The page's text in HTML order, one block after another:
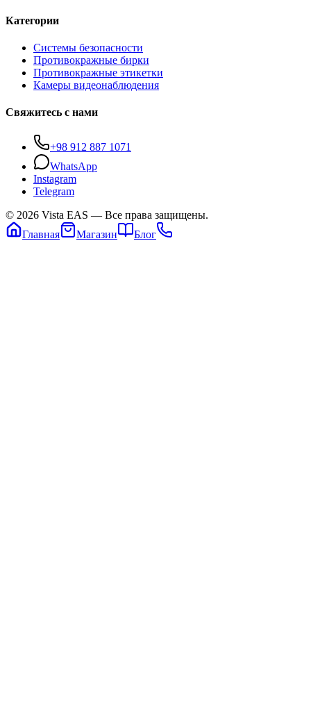
Категории
Системы безопасности
Противокражные бирки
Противокражные этикетки
Камеры видеонаблюдения
Свяжитесь с нами
+98 912 887 1071
WhatsApp
Instagram
Telegram
© 2026 Vista EAS — Все права защищены.
Главная
Магазин Блог